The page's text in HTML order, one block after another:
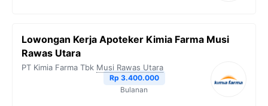
Lowongan Kerja Apoteker Kimia Farma Musi
Rawas Utara
PT Kimia Farma Tbk Musi Rawas Utara
Rp 3.400.000
Bulanan